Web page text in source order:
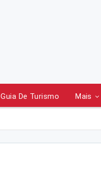
Guia De Turismo Mais